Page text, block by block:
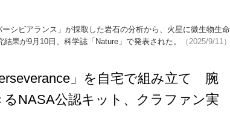
シビアランス」が採取した岩石の分析から、火星に微生物生命
果が9月10日、科学誌「Nature」で発表された。
（2025/9/11）
」を自宅で組み立て 腕
るNASA公認キット、クラファン実